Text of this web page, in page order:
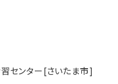
センター[さいたま市]